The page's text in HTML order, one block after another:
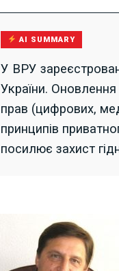
AI SUMMARY
У ВРУ
України.
прав (цифрових,
принципів
посилює захист